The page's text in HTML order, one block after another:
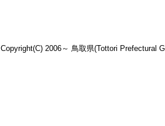
Copyright(C) 2006～ 鳥取県(Tottori Prefectural